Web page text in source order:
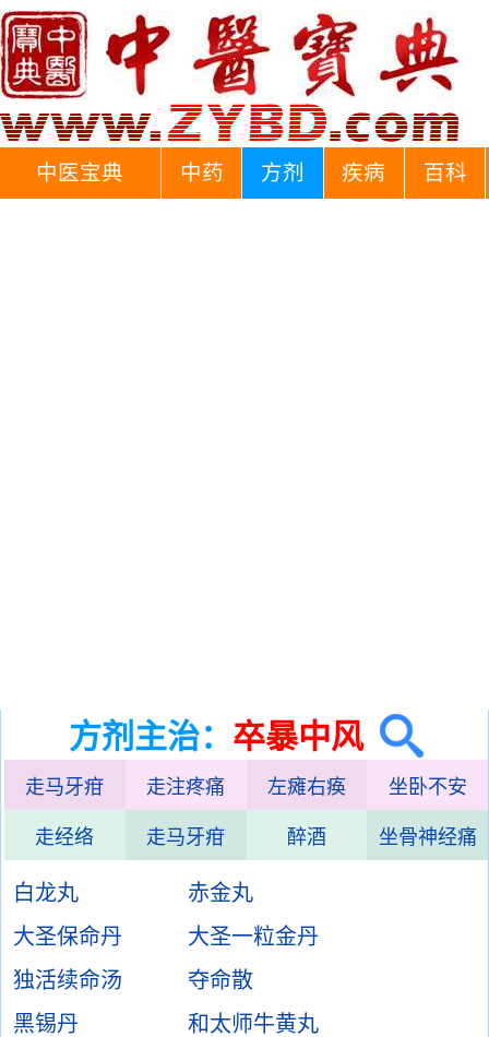
中医宝典 中药 方剂 疾病 百科
方剂主治： 卒暴中风
走马牙疳 走注疼痛 左瘫右痪 坐卧不安
走经络 走马牙疳 醉酒 坐骨神经痛
白龙丸
赤金丸
大圣保命丹
大圣一粒金丹
独活续命汤
夺命散
黑锡丹
和太师牛黄丸